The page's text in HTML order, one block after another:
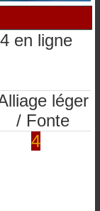
4 en ligne
léger
/ Fonte
4